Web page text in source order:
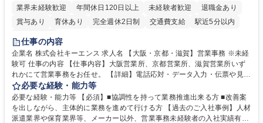
業界未経験歓迎
年間休日120日以上 未経験者歓迎
退職金あり
賞与あり
育休あり 完全週休2日制 交通費支給
駅近5分以内
土日祝休み
仕事の内容
企業名 株式会社キーエンス 求人名 【大阪・京都・滋賀】営業事務 ※未経
験可 仕事の内容 【仕事内容】大阪営業所、京都営業所、滋賀営業所いず
れかにて営業事務をお任せ。 【詳細】電話応対・データ入力・伝票や見積
の作成・カタログ送付・来客対応・営業所内で発生する事務業務や業務改
善をお任せ。 【教育制度】ご入社後、育成担当とペアになりながらOJTに
て業務を覚えていただくことが可能です。業務システムがきちんと構築さ
れているため、スムーズに仕事に慣れることができる環境です。また、
必要な経験・能力等
必要な経験・能力等 【必須】■協調性を持って業務推進出来る方 ■改善案
を出しながら、主体的に業務を進めて行ける方 【過去のご入社事例】人材
派遣業界や保育業界等、メーカー以外、営業事務未経験者の入社実績有